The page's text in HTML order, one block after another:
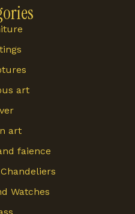
art
art
faience
Watches